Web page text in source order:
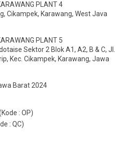
PLANT 4
Cikampek, Karawang, West Java
PLANT 5
Sektor 2 Blok A1, A2, B & C, Jl.
Kec. Cikampek, Karawang, Jawa
Barat 2024
: OP)
: QC)